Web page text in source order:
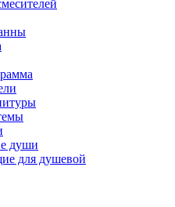
души
для душевой